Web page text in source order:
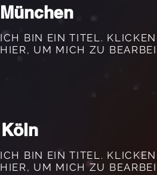
ICH BIN EIN TITEL.
HIER, UM MICH ZU
München
ICH BIN EIN TITEL.
HIER, UM MICH ZU
Köln